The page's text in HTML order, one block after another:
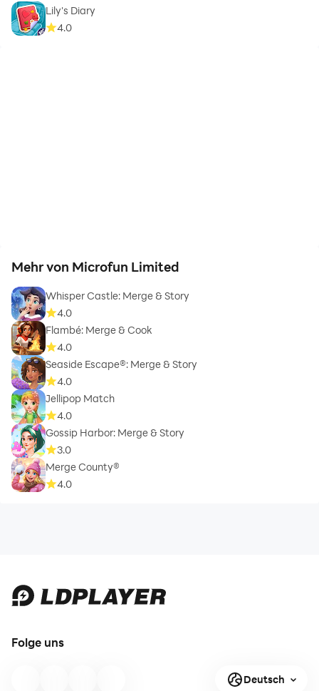
Lily's Diary
4.0
Mehr von Microfun Limited
Whisper Castle: Merge & Story
4.0
Flambé: Merge & Cook
4.0
Seaside Escape®: Merge & Story
4.0
Jellipop Match
4.0
Gossip Harbor: Merge & Story
3.0
Merge County®
4.0
Folge uns
Deutsch